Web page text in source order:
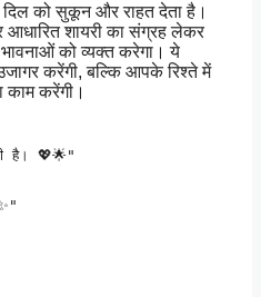
दिल को सुकून और राहत देता है।
आधारित शायरी का संग्रह लेकर
को व्यक्त करेगा। ये
करेंगी, बल्कि आपके रिश्ते में
काम करेंगी।
है। 💖🌟"